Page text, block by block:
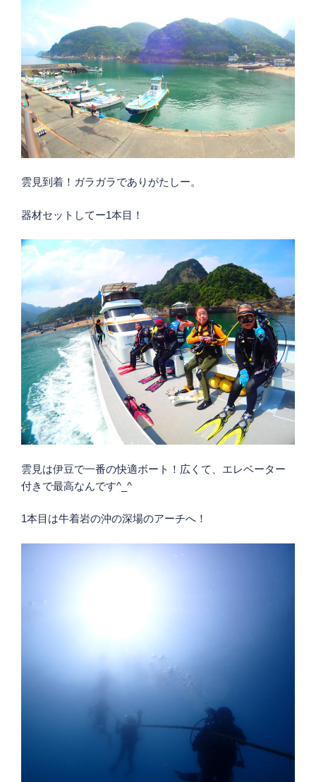
雲見到着！ガラガラでありがたしー。
器材セットしてー1本目！
雲見は伊豆で一番の快適ボート！広くて、エレベーター
付きで最高なんです^_^
1本目は牛着岩の沖の深場のアーチへ！